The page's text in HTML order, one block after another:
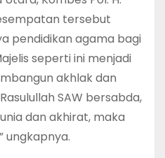
tersebut
pendidikan agama bagi
seperti ini menjadi
akhlak dan
SAW bersabda,
dan akhirat, maka
ungkapnya.